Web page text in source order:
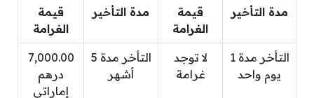
مدة التأخير
قيمة
الغرامة
مدة التأخير
قيمة
الغرامة
التأخر مدة 1
يوم واحد
لا توجد
غرامة
التأخر مدة 5
أشهر
7,000.00
درهم
إماراتي